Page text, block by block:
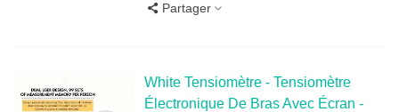
Partager
White Tensiomètre - Tensiomètre
Électronique De Bras Avec Écran -